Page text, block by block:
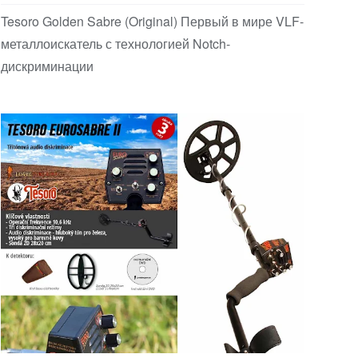
Tesoro Golden Sabre (Original) Первый в мире VLF-
металлоискатель с технологией Notch-
дискриминации
Аналоговые